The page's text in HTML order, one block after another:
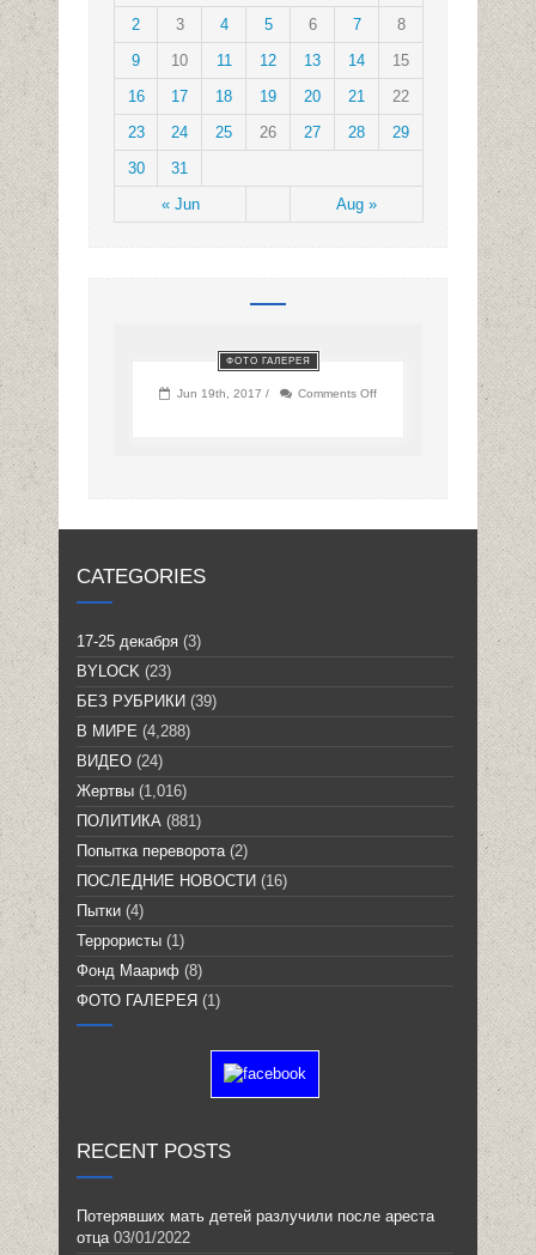
« Jun Aug »
2
3 4 5 6 7
8
9
10 11 12 13 14
15
16
17 18 19 20 21
22
23
24 25 26 27 28
29
30
31
ФОТО ГАЛЕРЕЯ
Jun 19th, 2017 / Comments Off
CATEGORIES
17-25 декабря (3)
BYLOCK (23)
БЕЗ РУБРИКИ (39)
В МИРЕ (4,288)
ВИДЕО (24)
Жертвы (1,016)
ПОЛИТИКА (881)
Попытка переворота(2)
ПОСЛЕДНИЕ НОВОСТИ (16)
Пытки (4)
Террористы (1)
Фонд Маариф (8)
ФОТО ГАЛЕРЕЯ (1)
RECENT POSTS
Потерявших мать детей разлучили после ареста
отца 03/01/2022